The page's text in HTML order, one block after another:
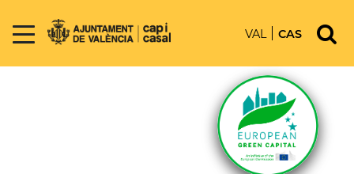
VAL CAS